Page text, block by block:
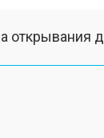
открывания